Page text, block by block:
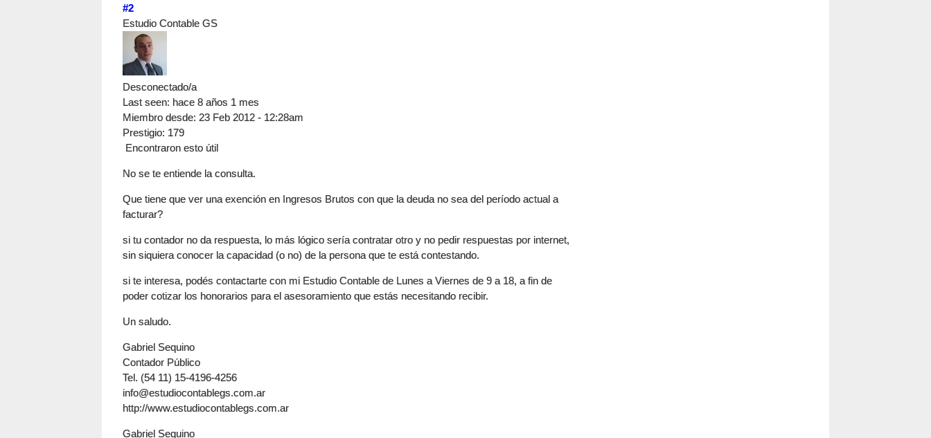
#2
Estudio Contable GS
Desconectado/a
Last seen: hace 8 años 1 mes
Miembro desde: 23 Feb 2012 - 12:28am
Prestigio: 179
Encontraron esto útil
No se te entiende la consulta.
Que tiene que ver una exención en Ingresos Brutos con que la deuda no sea del período actual a
facturar?
si tu contador no da respuesta, lo más lógico sería contratar otro y no pedir respuestas por internet,
sin siquiera conocer la capacidad (o no) de la persona que te está contestando.
si te interesa, podés contactarte con mi Estudio Contable de Lunes a Viernes de 9 a 18, a fin de
poder cotizar los honorarios para el asesoramiento que estás necesitando recibir.
Un saludo.
Gabriel Sequino
Contador Público
Tel. (54 11) 15-4196-4256
info@estudiocontablegs.com.ar
http://www.estudiocontablegs.com.ar
Gabriel Sequino